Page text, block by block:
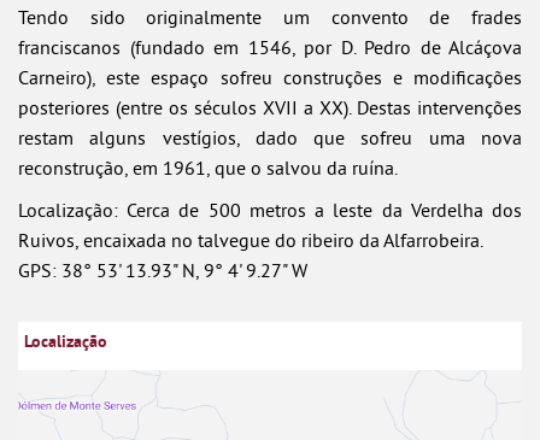
Tendo sido originalmente um convento de frades
franciscanos (fundado em 1546, por D. Pedro de Alcáçova
Carneiro), este espaço sofreu construções e modificações
posteriores (entre os séculos XVII a XX). Destas intervenções
restam alguns vestígios, dado que sofreu uma nova
reconstrução, em 1961, que o salvou da ruína.
Localização: Cerca de 500 metros a leste da Verdelha dos
Ruivos, encaixada no talvegue do ribeiro da Alfarrobeira.
GPS: 38° 53' 13.93" N, 9° 4' 9.27" W